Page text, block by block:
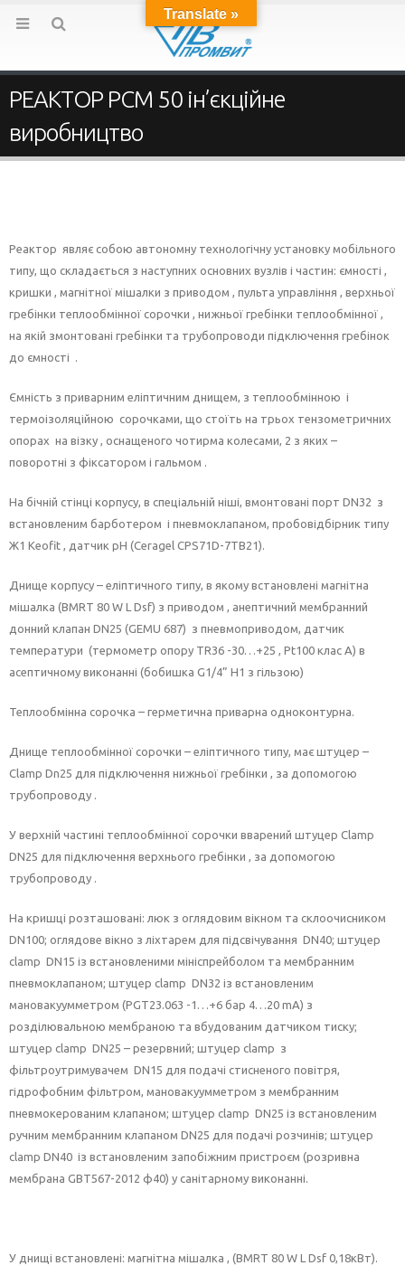
РЕАКТОР РСМ 50 ін’єкційне
виробництво
Реактор являє собою автономну технологічну установку мобільного
типу, що складається з наступних основних вузлів і частин: ємності ,
кришки , магнітної мішалки з приводом , пульта управління , верхньої
гребінки теплообмінної сорочки , нижньої гребінки теплообмінної ,
на якій змонтовані гребінки та трубопроводи підключення гребінок
до ємності .
Ємність з приварним еліптичним днищем, з теплообмінною і
термоізоляційною сорочками, що стоїть на трьох тензометричних
опорах на візку , оснащеного чотирма колесами, 2 з яких –
поворотні з фіксатором і гальмом .
На бічній стінці корпусу, в спеціальній ніші, вмонтовані порт DN32 з
встановленим барботером і пневмоклапаном, пробовідбірник типу
Ж1 Keofit , датчик рН (Ceragel CPS71D-7TB21).
Днище корпусу – еліптичного типу, в якому встановлені магнітна
мішалка (BMRT 80 W L Dsf) з приводом , анептичний мембранний
донний клапан DN25 (GEMU 687) з пневмоприводом, датчик
температури (термометр опору TR36 -30…+25 , Pt100 клас А) в
асептичному виконанні (бобишка G1/4” Н1 з гільзою)
Теплообмінна сорочка – герметична приварна одноконтурна.
Днище теплообмінної сорочки – еліптичного типу, має штуцер –
Clamp Dn25 для підключення нижньої гребінки , за допомогою
трубопроводу .
У верхній частині теплообмінної сорочки вварений штуцер Clamp
DN25 для підключення верхнього гребінки , за допомогою
трубопроводу .
На кришці розташовані: люк з оглядовим вікном та склоочисником
DN100; оглядове вікно з ліхтарем для підсвічування DN40; штуцер
clamp DN15 із встановленими мініспрейболом та мембранним
пневмоклапаном; штуцер clamp DN32 із встановленим
мановакуумметром (PGT23.063 -1…+6 бар 4…20 mA) з
розділювальною мембраною та вбудованим датчиком тиску;
штуцер clamp DN25 – резервний; штуцер clamp з
фільтроутримувачем DN15 для подачі стисненого повітря,
гідрофобним фільтром, мановакуумметром з мембранним
пневмокерованим клапаном; штуцер clamp DN25 із встановленим
ручним мембранним клапаном DN25 для подачі розчинів; штуцер
clamp DN40 із встановленим запобіжним пристроєм (розривна
мембрана GBT567-2012 ф40) у санітарному виконанні.
У днищі встановлені: магнітна мішалка , (BMRT 80 W L Dsf 0,18кВт).
Translate »